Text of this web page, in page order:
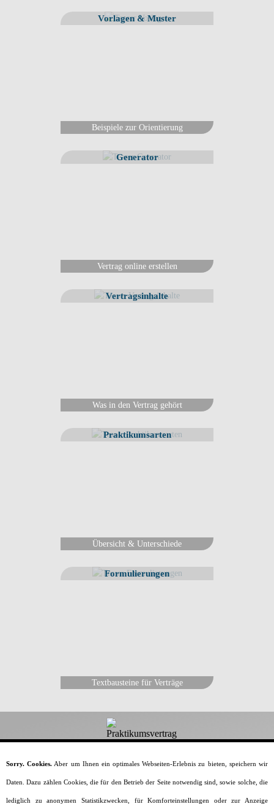
Vorlagen & Muster
Beispiele zur Orientierung
Generator
Vertrag online erstellen
Vertragsinhalte
Was in den Vertrag gehört
Praktikumsarten
Übersicht & Unterschiede
Formulierungen
Textbausteine für Verträge
Dein-Praktikumsvertrag.de
Alles rund um den Praktikumsvertrag.
Home Vorlagen & Muster Generator
Sorry. Cookies. Aber um Ihnen ein optimales Webseiten-Erlebnis zu bieten, speichern wir
Daten. Dazu zählen Cookies, die für den Betrieb der Seite notwendig sind, sowie solche, die
lediglich zu anonymen Statistikzwecken, für Komforteinstellungen oder zur Anzeige